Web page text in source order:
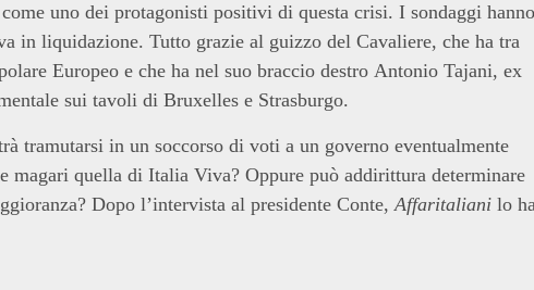
uno dei protagonisti positivi di questa crisi. I sondaggi hanno
in liquidazione. Tutto grazie al guizzo del Cavaliere, che ha tra
Europeo e che ha nel suo braccio destro Antonio Tajani, ex
sui tavoli di Bruxelles e Strasburgo.
tramutarsi in un soccorso di voti a un governo eventualmente
magari quella di Italia Viva? Oppure può addirittura determinare
Dopo l’intervista al presidente Conte,Affaritaliani lo